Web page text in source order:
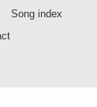
Song index